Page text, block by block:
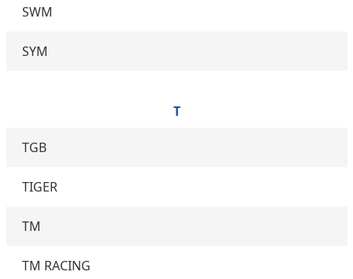
SWM
SYM
T
TGB
TIGER
TM
TM RACING